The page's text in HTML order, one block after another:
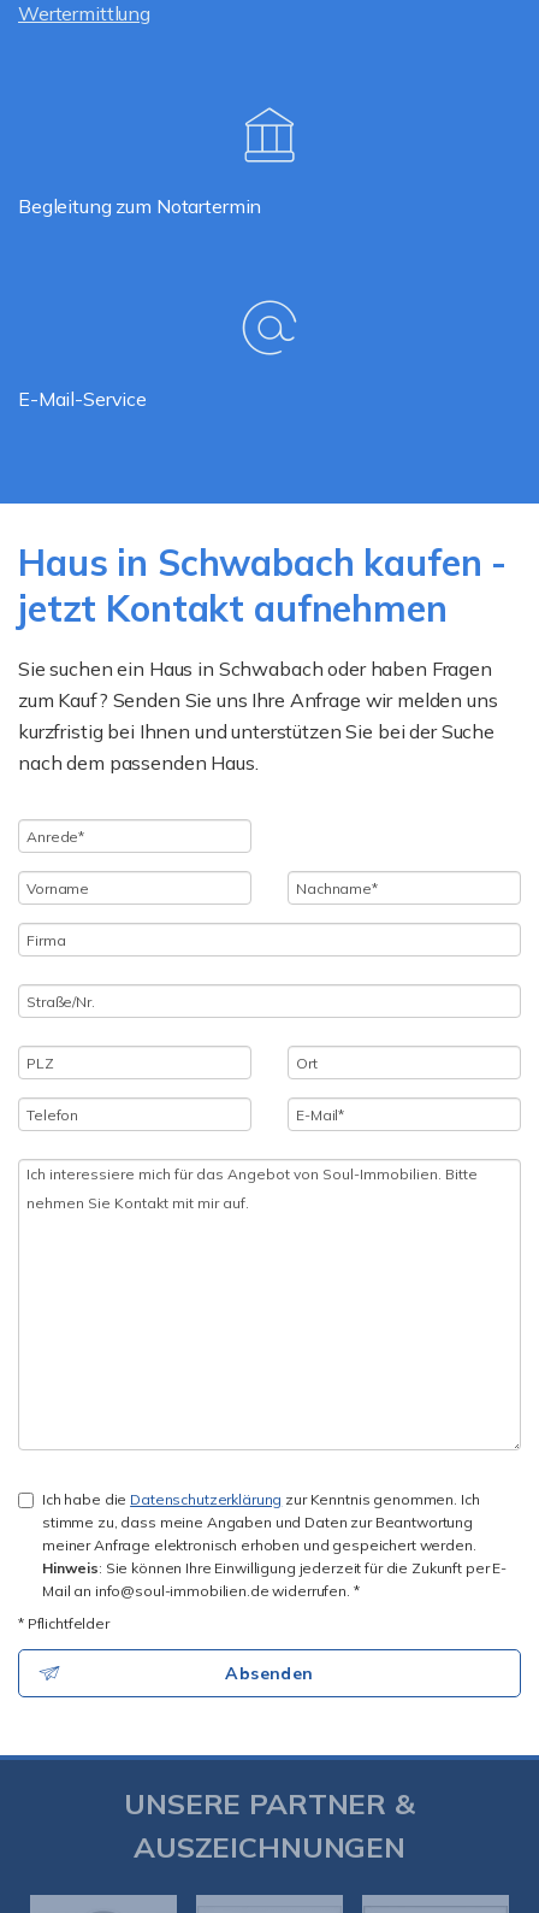
Wertermittlung
Begleitung zum Notartermin
E-Mail-Service
Haus in Schwabach kaufen -
jetzt Kontakt aufnehmen
Sie suchen ein Haus in Schwabach oder haben Fragen
zum Kauf? Senden Sie uns Ihre Anfrage wir melden uns
kurzfristig bei Ihnen und unterstützen Sie bei der Suche
nach dem passenden Haus.
Ich habe die Datenschutzerklärung zur Kenntnis genommen. Ich
stimme zu, dass meine Angaben und Daten zur Beantwortung
meiner Anfrage elektronisch erhoben und gespeichert werden.
Hinweis: Sie können Ihre Einwilligung jederzeit für die Zukunft per E-
Mail an info@soul-immobilien.de widerrufen. *
* Pflichtfelder
Absenden
UNSERE PARTNER &
AUSZEICHNUNGEN